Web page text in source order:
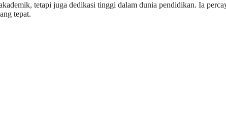
tetapi juga dedikasi tinggi dalam dunia pendidikan. Ia
tepat.